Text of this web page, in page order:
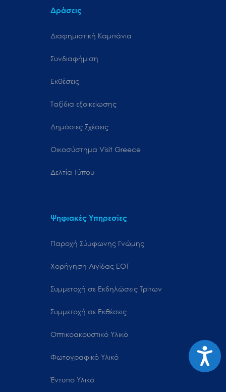
Δράσεις
Διαφημιστική Καμπάνια
Συνδιαφήμιση
Εκθέσεις
Ταξίδια εξοικείωσης
Δημόσιες Σχέσεις
Oικοσύστημα Visit Greece
Δελτία Τύπου
Ψηφιακές Υπηρεσίες
Παροχή Σύμφωνης Γνώμης
Χορήγηση Αιγίδας ΕΟΤ
Συμμετοχή σε Εκδηλώσεις Τρίτων
Συμμετοχή σε Εκθέσεις
Οπτικοακουστικό Υλικό
Φωτογραφικό Υλικό
Έντυπο Υλικό